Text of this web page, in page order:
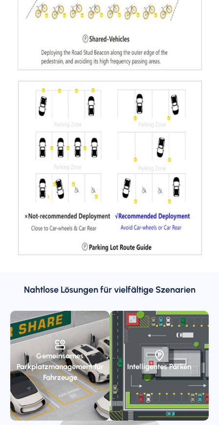
Nahtlose Lösungen für vielfältige Szenarien
Gemeinsames
Parkplatzmanagement für
Fahrzeuge
Intelligentes Parken